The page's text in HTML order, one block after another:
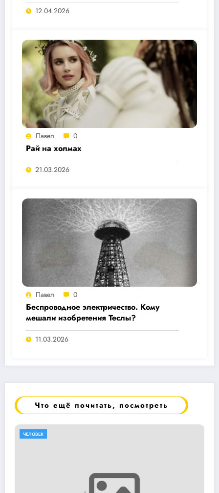
12.04.2026
Павел 0
Рай на холмах
21.03.2026
Павел 0
Беспроводное электричество. Кому
мешали изобретения Теслы?
11.03.2026
Что ещё почитать, посмотреть